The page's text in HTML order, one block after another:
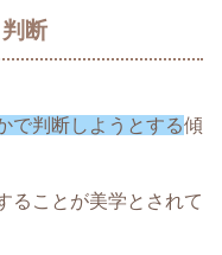
断
で判断しようとする傾
ることが美学とされて